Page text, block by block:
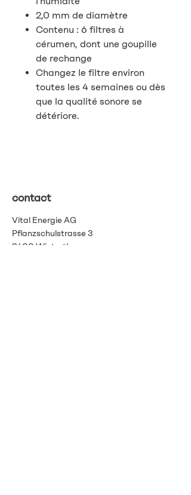
2,0 mm de diamètre
Contenu : 6 filtres à
cérumen, dont une goupille
de rechange
Changez le filtre environ
toutes les 4 semaines ou dès
que la qualité sonore se
détériore.
contact
Vital Energie AG
Pflanzschulstrasse 3
8400 Winterthour